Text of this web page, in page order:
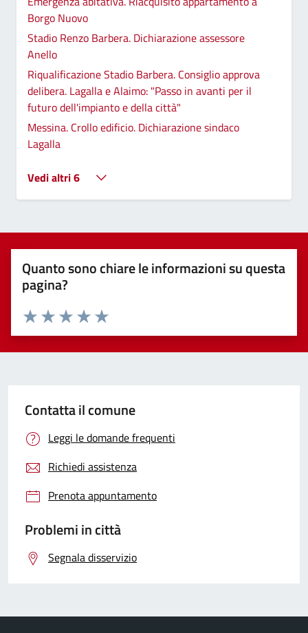
Borgo Nuovo
Stadio Renzo Barbera. Dichiarazione assessore
Anello
Riqualificazione Stadio Barbera. Consiglio approva
delibera. Lagalla e Alaimo: "Passo in avanti per il
futuro dell'impianto e della città"
Messina. Crollo edificio. Dichiarazione sindaco
Lagalla
Vedi altri 6
Quanto sono chiare le informazioni su questa
pagina?
Valuta 5 stelle su 5
Valuta 4 stelle su 5
Valuta 3 stelle su 5
Valuta 2 stelle su 5
Valuta 1 stelle su 5
Contatta il comune
Leggi le domande frequenti
Richiedi assistenza
Prenota appuntamento
Problemi in città
Segnala disservizio